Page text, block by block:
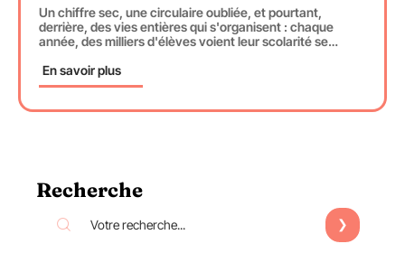
Un chiffre sec, une circulaire oubliée, et pourtant,
derrière, des vies entières qui s'organisent : chaque
année, des milliers d'élèves voient leur scolarité se…
En savoir plus
Recherche